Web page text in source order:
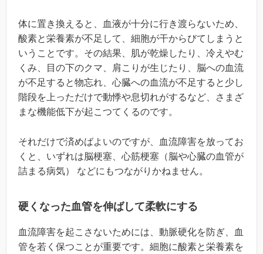
体に置き換えると、血液が十分に行き渡らないため、
酸素と栄養素が不足して、細胞が干からびてしまうと
いうことです。その結果、肌が乾燥したり、冷えやむ
くみ、目の下のクマ、肩こりが生じたり、脳への血流
が不足すると物忘れ、心臓への血流が不足すると少し
階段を上っただけで動悸や息切れがするなど、さまざ
まな機能低下が起こつてくるのです。
それだけで済めばよいのですが、血流障害を放ってお
くと、いずれは脳梗塞、心筋梗塞（脳や心臓の血管が
詰まる病気） などにもつながりかねません。
硬くなった血管を伸ばして柔軟にする
血流障害を起こさないためには、動脈硬化を防ぎ、血
管を若く保つことが重要です。細胞に酸素と栄養素を